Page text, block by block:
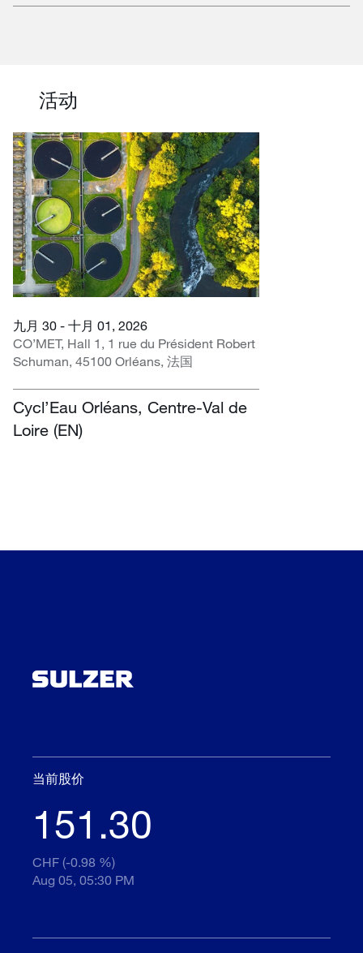
活动
九月 30 - 十月 01, 2026
CO’MET, Hall 1, 1 rue du Président Robert
Schuman, 45100 Orléans, 法国
Cycl’Eau Orléans, Centre-Val de
Loire (EN)
当前股价
151.30
CHF (-0.98 %)
Aug 05, 05:30 PM